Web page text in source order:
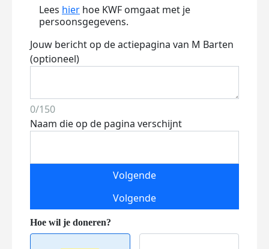
Lees hier hoe KWF omgaat met je
persoonsgegevens.
Jouw bericht op de actiepagina van M Barten
(optioneel)
0/150
Naam die op de pagina verschijnt
Volgende
Volgende